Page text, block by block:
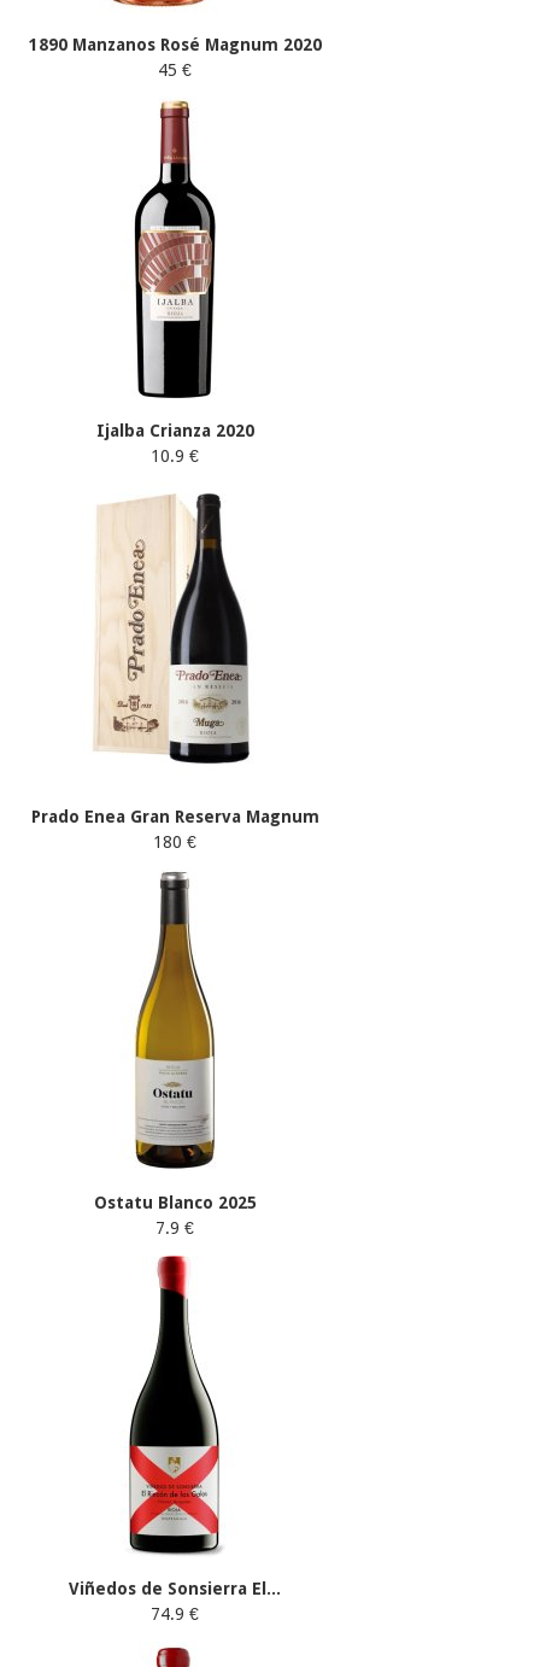
1890 Manzanos Rosé Magnum 2020
45 €
Ijalba Crianza 2020
10.9 €
Prado Enea Gran Reserva Magnum
180 €
Ostatu Blanco 2025
7.9 €
Viñedos de Sonsierra El...
74.9 €